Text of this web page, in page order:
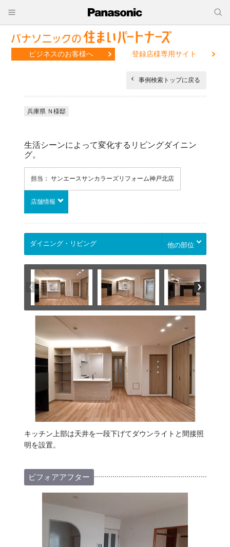
ビジネスのお客様へ 登録店様専用サイト
事例検索トップに戻る
兵庫県 Ｎ様邸
生活シーンによって変化するリビングダイニン
グ。
担当： サンエースサンカラーズリフォーム神戸北店
店舗情報
他の部位
キッチン上部は天井を一段下げてダウンライトと間接照
明を設置。
ビフォアアフター